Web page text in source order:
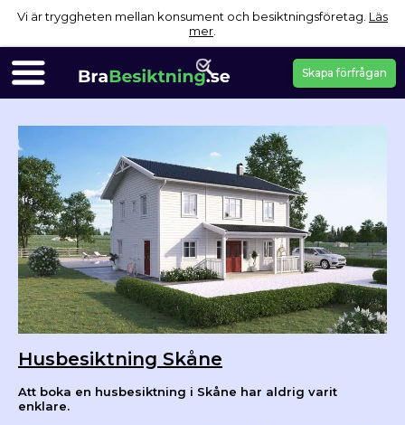
Vi är tryggheten mellan konsument och besiktningsföretag. Läs
mer
Skapa förfrågan
Husbesiktning Skåne
Att boka en husbesiktning i Skåne har aldrig varit
enklare.